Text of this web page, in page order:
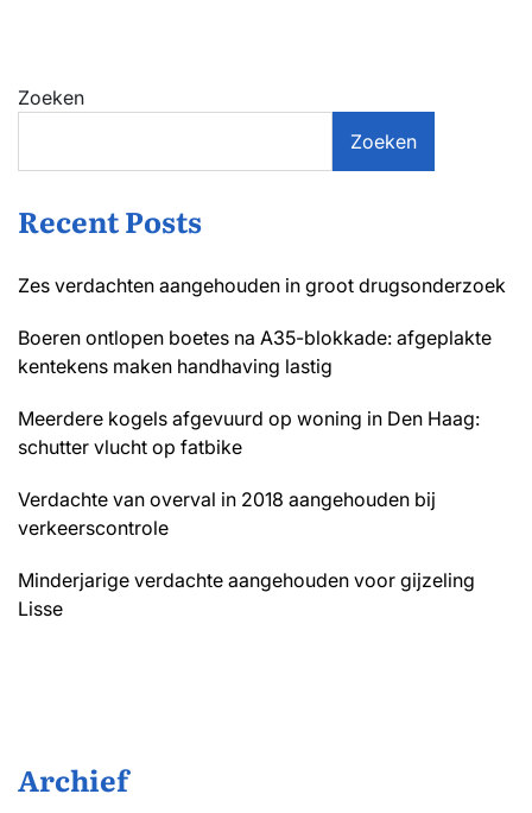
Zoeken
Zoeken
Recent Posts
Zes verdachten aangehouden in groot drugsonderzoek
Boeren ontlopen boetes na A35-blokkade: afgeplakte
kentekens maken handhaving lastig
Meerdere kogels afgevuurd op woning in Den Haag:
schutter vlucht op fatbike
Verdachte van overval in 2018 aangehouden bij
verkeerscontrole
Minderjarige verdachte aangehouden voor gijzeling
Lisse
Archief